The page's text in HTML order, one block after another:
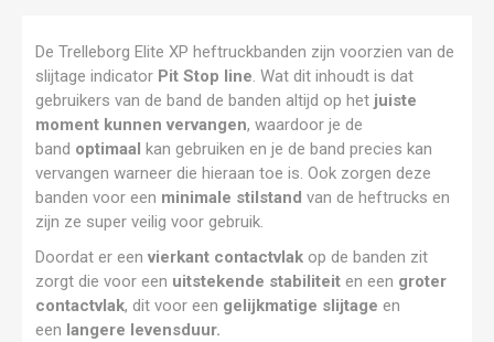
De Trelleborg Elite XP heftruckbanden zijn voorzien van de
slijtage indicator Pit Stop line. Wat dit inhoudt is dat
gebruikers van de band de banden altijd op het juiste
moment kunnen vervangen, waardoor je de
band optimaal kan gebruiken en je de band precies kan
vervangen warneer die hieraan toe is. Ook zorgen deze
banden voor een minimale stilstand van de heftrucks en
zijn ze super veilig voor gebruik.
Doordat er eenvierkant contactvlak op de banden zit
zorgt die voor een uitstekende stabiliteit en een groter
contactvlak, dit voor een gelijkmatige slijtage en
een langere levensduur.